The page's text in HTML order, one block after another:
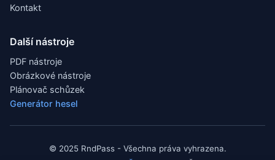
Kontakt
Další nástroje
PDF nástroje
Obrázkové nástroje
Plánovač schůzek
Generátor hesel
© 2025 RndPass - Všechna práva vyhrazena.